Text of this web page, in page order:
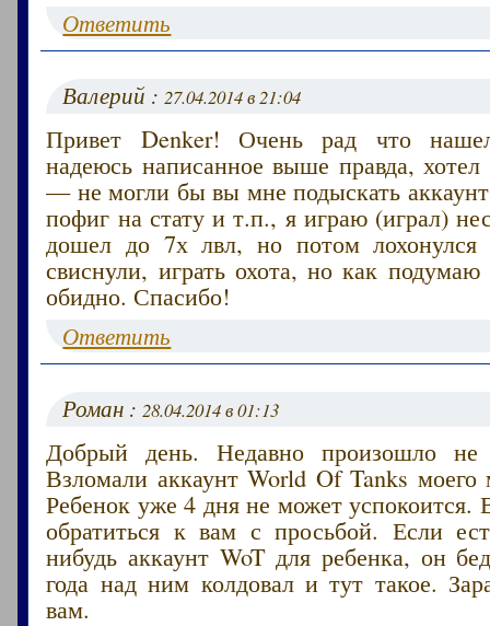
Ответить
Валерий :27.04.2014 в 21:04
Привет Denker! Очень рад что
надеюсь написанное выше правда,
— не могли бы вы мне подыскать
пофиг на стату и т.п., я играю (играл)
дошел до 7х лвл, но потом
свиснули, играть охота, но как подумаю
обидно. Спасибо!
Ответить
Роман :28.04.2014 в 01:13
Добрый день. Недавно произошло не
Взломали аккаунт World Of Tanks
Ребенок уже 4 дня не может успокоится.
обратиться к вам с просьбой. Если
нибудь аккаунт WoT для ребенка, он
года над ним колдовал и тут такое.
вам.